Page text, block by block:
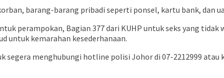
barang-barang pribadi seperti ponsel, kartu bank, dan
perampokan, Bagian 377 dari KUHP untuk seks yang tidak
untuk kemarahan kesederhanaan.
menghubungi hotline polisi Johor di 07-2212999